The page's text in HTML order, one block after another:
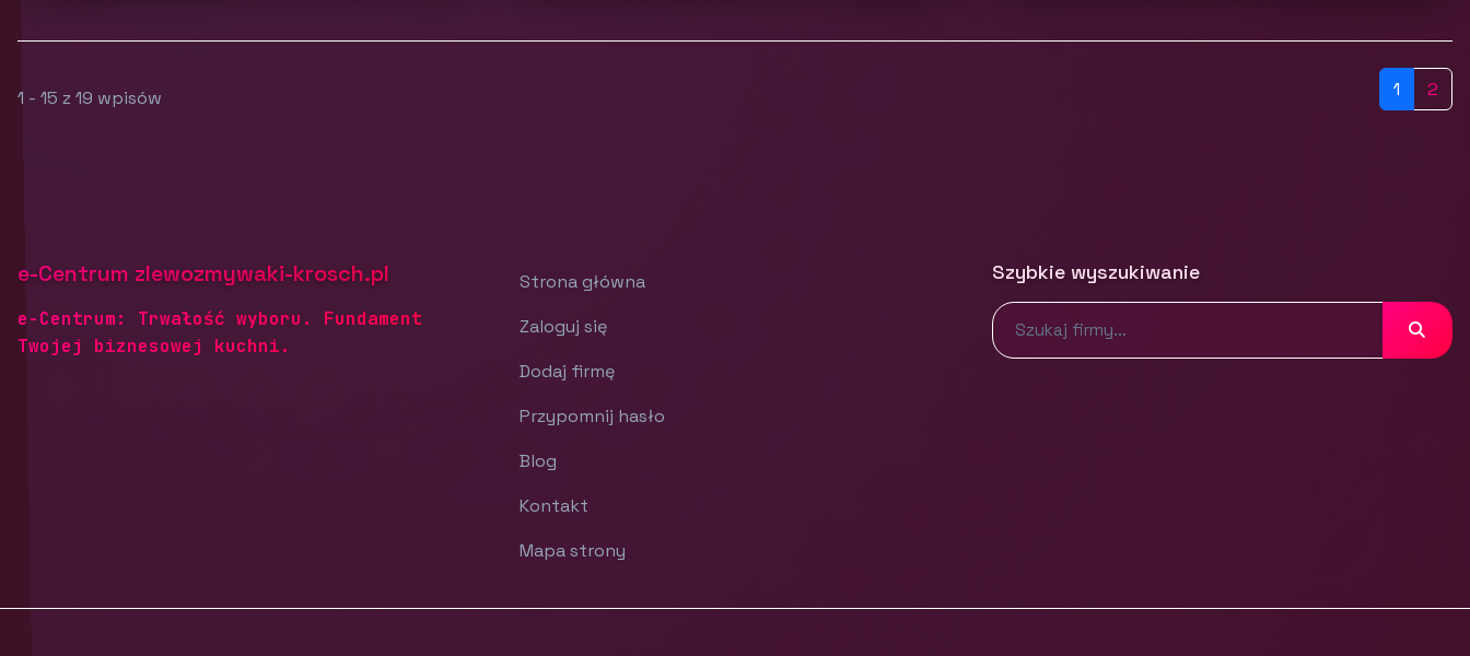
1 - 15 z 19 wpisów 1 2
e-Centrum zlewozmywaki-krosch.pl
e-Centrum: Trwałość wyboru. Fundament
Twojej biznesowej kuchni.
Strona główna
Zaloguj się
Dodaj firmę
Przypomnij hasło
Blog
Kontakt
Mapa strony
Szybkie wyszukiwanie